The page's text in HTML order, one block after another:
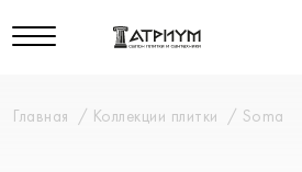
Главная Коллекции плитки Soma